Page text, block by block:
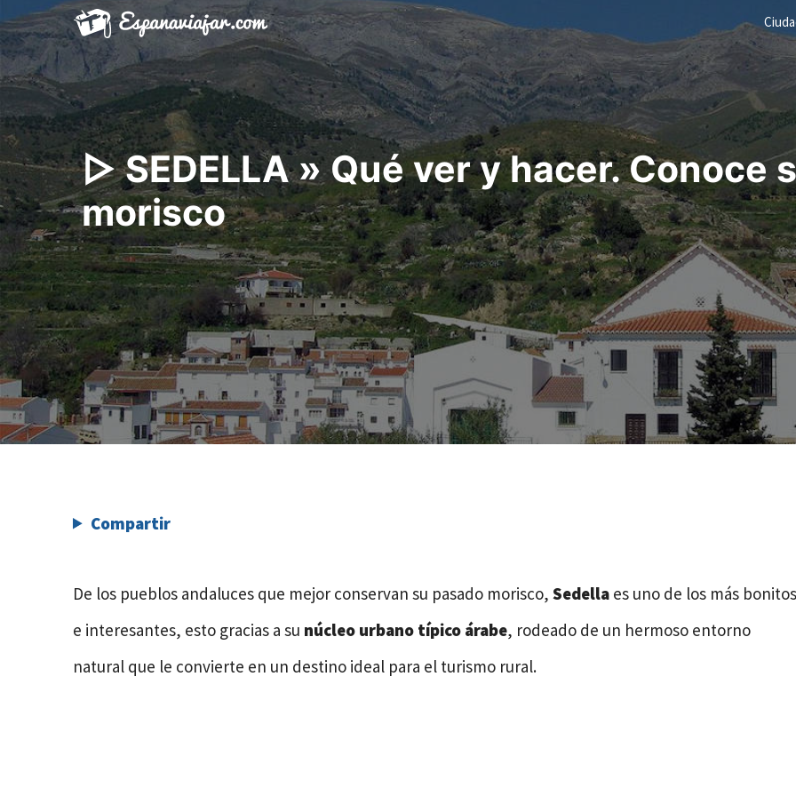
Saltar
al
contenido
▷ SEDELLA » Qué ver y hacer. Conoce
morisco
Compartir
De los pueblos andaluces que mejor conservan su pasado morisco, Sedella es uno de los más bonitos
e interesantes, esto gracias a su núcleo urbano típico árabe, rodeado de un hermoso entorno
natural que le convierte en un destino ideal para el turismo rural.